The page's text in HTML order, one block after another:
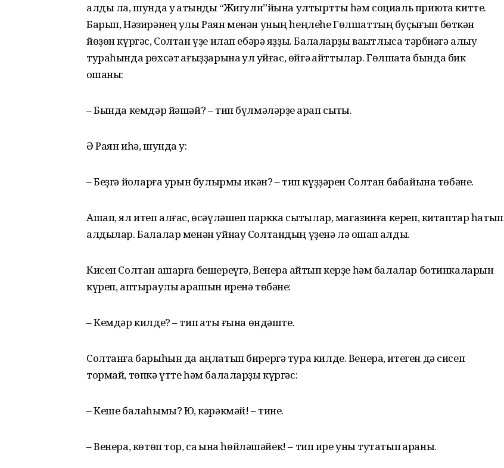
алды ла, шунда уҡ ҡатынды “Жигули”йына ултыртты һәм социаль приютҡа китте.
Барып, Нәзирәнең улы Раян менән уның һеңлеһе Гөлшаттың буҫығып бөткән
йөҙөн күргәс, Солтан үҙе илап ебәрә яҙҙы. Балаларҙы ваҡытлыса тәрбиәгә алыу
тураһында рөхсәт ҡағыҙҙарына ҡул ҡуйғас, өйгә ҡайттылар. Гөлшатҡа бында бик
оҡшаны:
– Бында кемдәр йәшәй? – тип бүлмәләрҙе ҡарап сыҡты.
Ә Раян иһә, шунда уҡ:
– Беҙгә йоҡларға урын булырмы икән? – тип күҙҙәрен Солтан бабайына төбәне.
Ашап, ял итеп алғас, өсәүләшеп паркка сыҡтылар, магазинға кереп, китаптар һатып
алдылар. Балалар менән уйнау Солтандың үҙенә лә оҡшап ҡалды.
Кисен Солтан ашарға бешереүгә, Венера ҡайтып керҙе һәм балалар ботинкаларын
күреп, аптыраулы ҡарашын иренә төбәне:
– Кемдәр килде? – тип ҡаты ғына өндәште.
Солтанға барыһын да аңлатып бирергә тура килде. Венера, итеген дә сисеп
тормай, төпкә үтте һәм балаларҙы күргәс:
– Кеше балаһымы? Юҡ, кәрәкмәй! – тине.
– Венера, көтөп тор, саҡ ҡына һөйләшәйек! – тип ире уны туҡтатып ҡараны.